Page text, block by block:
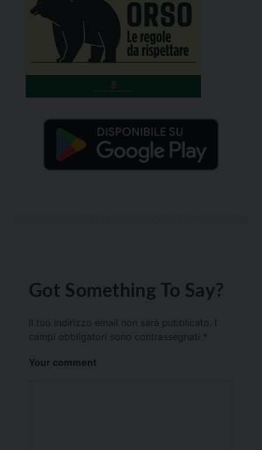
Got Something To Say?
Il tuo indirizzo email non sarà pubblicato.
campi obbligatori sono contrassegnati *
Your comment